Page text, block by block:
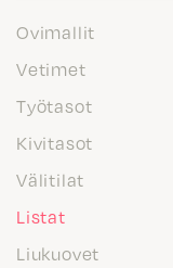
Ovimallit
Vetimet
Työtasot
Kivitasot
Välitilat
Listat
Liukuovet